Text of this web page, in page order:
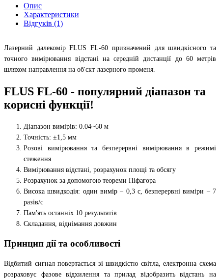
Опис
Характеристики
Відгуків (1)
Лазерний далекомір FLUS FL-60 призначений для швидкісного та
точного вимірювання відстані на середній дистанції до 60 метрів
шляхом направлення на об'єкт лазерного променя.
FLUS FL-60 - популярний діапазон та
корисні функції!
Діапазон вимірів: 0.04~60 м
Точність: ±1,5 мм
Розові вимірювання та безперервні вимірювання в режимі
стеження
Вимірювання відстані, розрахунок площі та обсягу
Розрахунок за допомогою теореми Піфагора
Висока швидкодія: один вимір – 0,3 с, безперервні виміри – 7
разів/с
Пам'ять останніх 10 результатів
Складання, віднімання довжин
Принцип дії та особливості
Відбитий сигнал повертається зі швидкістю світла, електронна схема
розраховує фазове відхилення та прилад відобразить відстань на